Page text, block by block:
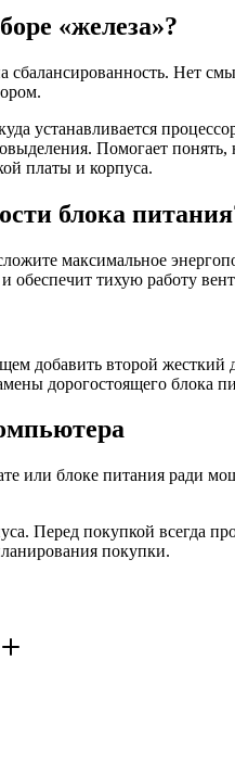
«железа»?
Нет
устанавливается
Помогает
платы и корпуса.
блока
максимальное
обеспечит тихую работу
добавить второй
дорогостоящего блока
или блоке питания ради
Перед покупкой всегда
покупки.